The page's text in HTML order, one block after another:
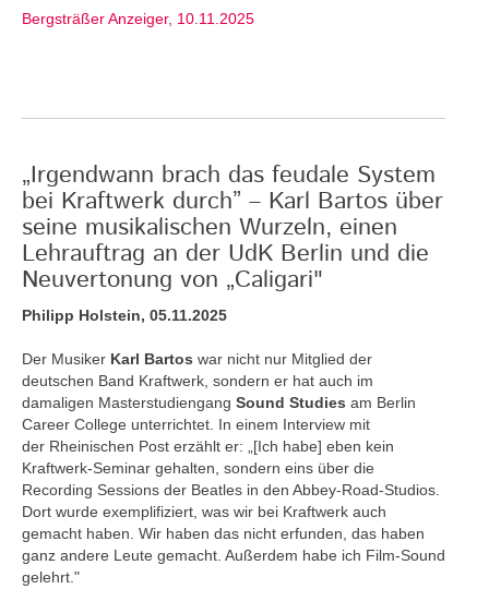
Bergsträßer Anzeiger, 10.11.2025
„Irgendwann brach das feudale System
bei Kraftwerk durch” – Karl Bartos über
seine musikalischen Wurzeln, einen
Lehrauftrag an der UdK Berlin und die
Neuvertonung von „Caligari"
Philipp Holstein, 05.11.2025
Der Musiker Karl Bartos war nicht nur Mitglied der
deutschen Band Kraftwerk, sondern er hat auch im
damaligen Masterstudiengang Sound Studies am Berlin
Career College unterrichtet. In einem Interview mit
der Rheinischen Post erzählt er: „[Ich habe] eben kein
Kraftwerk-Seminar gehalten, sondern eins über die
Recording Sessions der Beatles in den Abbey-Road-Studios.
Dort wurde exemplifiziert, was wir bei Kraftwerk auch
gemacht haben. Wir haben das nicht erfunden, das haben
ganz andere Leute gemacht. Außerdem habe ich Film-Sound
gelehrt."